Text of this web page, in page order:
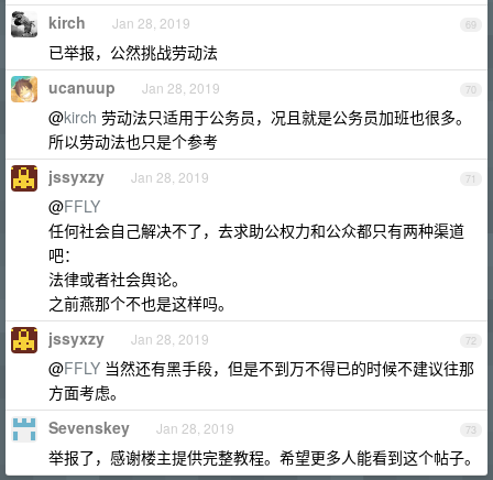
69
kirch Jan 28, 2019
已举报，公然挑战劳动法
70
ucanuup Jan 28, 2019
@kirch 劳动法只适用于公务员，况且就是公务员加班也很多。
所以劳动法也只是个参考
71
jssyxzy Jan 28, 2019
@FFLY
任何社会自己解决不了，去求助公权力和公众都只有两种渠道
吧：
法律或者社会舆论。
之前燕那个不也是这样吗。
72
jssyxzy Jan 28, 2019
@FFLY 当然还有黑手段，但是不到万不得已的时候不建议往那
方面考虑。
73
Sevenskey Jan 28, 2019
举报了，感谢楼主提供完整教程。希望更多人能看到这个帖子。